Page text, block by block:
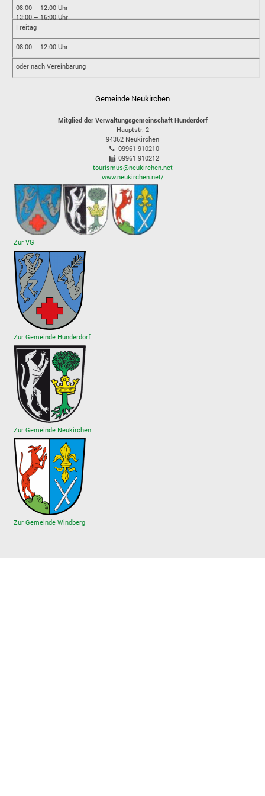
08:00 – 12:00 Uhr
13:00 – 16:00 Uhr
Freitag
08:00 – 12:00 Uhr
oder nach Vereinbarung
Gemeinde Neukirchen
Mitglied der Verwaltungsgemeinschaft Hunderdorf
Hauptstr. 2
94362 Neukirchen
09961 910210
09961 910212
tourismus@neukirchen.net
www.neukirchen.net/
Zur VG
Zur Gemeinde Hunderdorf
Zur Gemeinde Neukirchen
Zur Gemeinde Windberg